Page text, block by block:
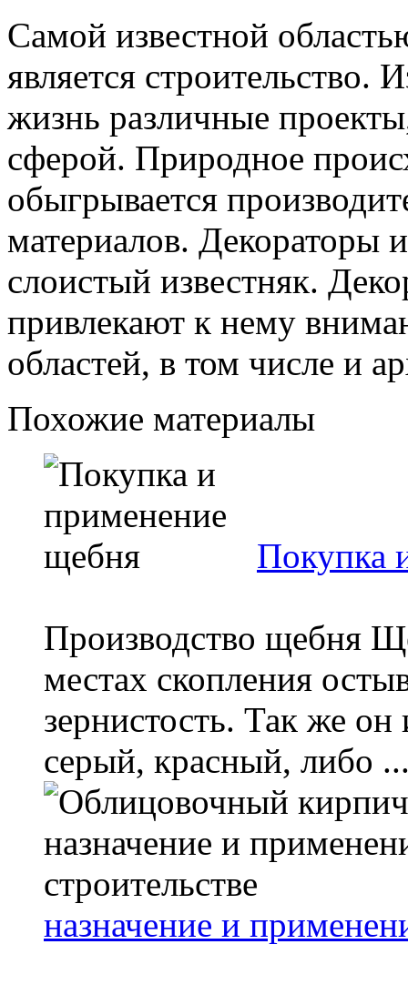
Самой известной
является строительство.
жизнь различные
сферой. Природное
обыгрывается
материалов. Декораторы
слоистый известняк.
привлекают к нему
областей, в том числе и
Похожие материалы
Покупка
Производство щебня
местах скопления
зернистость. Так же
серый, красный, либо
назначение и